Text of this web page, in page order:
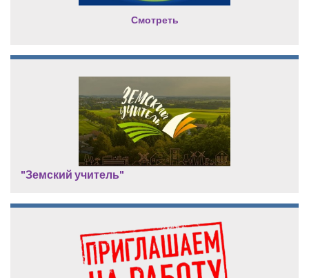
Смотреть
"Земский учитель"